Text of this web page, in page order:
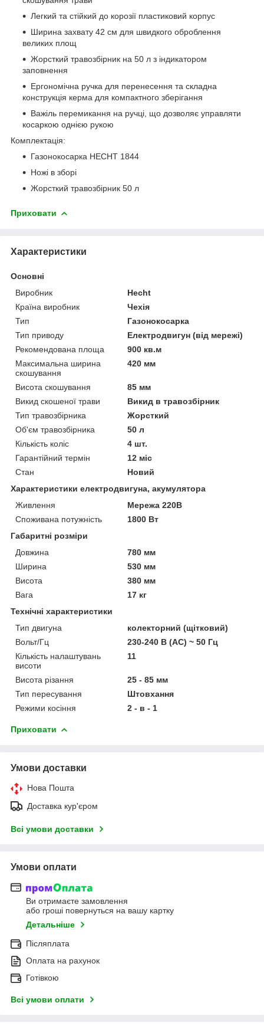
Легкий та стійкий до корозії пластиковий корпус
Ширина захвату 42 см для швидкого оброблення
великих площ
Жорсткий травозбірник на 50 л з індикатором
заповнення
Ергономічна ручка для перенесення та складна
конструкція керма для компактного зберігання
Важіль перемикання на ручці, що дозволяє управляти
косаркою однією рукою
Комплектація:
Газонокосарка HECHT 1844
Ножі в зборі
Жорсткий травозбірник 50 л
Приховати
Характеристики
Основні
Виробник
Hecht
Країна виробник
Чехія
Тип
Газонокосарка
Тип приводу
Електродвигун (від мережі)
Рекомендована площа
900 кв.м
Максимальна ширина
скошування
420 мм
Висота скошування
85 мм
Викид скошеної трави
Викид в травозбірник
Тип травозбірника
Жорсткий
Об'єм травозбірника
50 л
Кількість коліс
4 шт.
Гарантійний термін
12 міс
Стан
Новий
Характеристики електродвигуна, акумулятора
Живлення
Мережа 220В
Споживана потужність
1800 Вт
Габаритні розміри
Довжина
780 мм
Ширина
530 мм
Висота
380 мм
Вага
17 кг
Технічні характеристики
Тип двигуна
колекторний (щітковий)
Вольт/Гц
230-240 В (AC) ~ 50 Гц
Кількість налаштувань
висоти
11
Висота різання
25 - 85 мм
Тип пересування
Штовхання
Режими косіння
2 - в - 1
Приховати
Умови доставки
Нова Пошта
Доставка кур'єром
Всі умови доставки
Умови оплати
Ви отримаєте замовлення
або гроші повернуться на вашу картку
Детальніше
Післяплата
Оплата на рахунок
Готівкою
Всі умови оплати